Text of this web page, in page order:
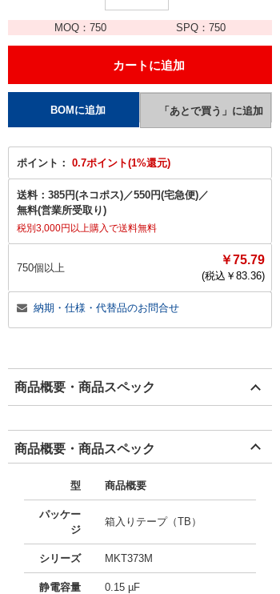
MOQ：750 SPQ： 750
ポイント： 0.7ポイント(1%還元)
送料： 385円(ネコポス)／550円(宅急便)／
無料(営業所受取り)
税別3,000円以上購入で送料無料
750個以上
￥75.79
(税込￥ 83.36)
納期・仕様・代替品のお問合せ
商品概要・商品スペック
商品概要・商品スペック
型 商品概要
パッケー
ジ
箱入りテープ（TB）
シリーズ MKT373M
静電容量 0.15 µF